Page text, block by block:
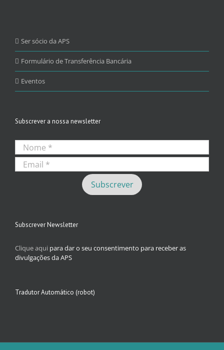
Ser sócio da APS
Formulário de Transferência Bancária
Eventos
Subscrever a nossa newsletter
Subscrever Newsletter
Clique aqui para dar o seu consentimento para receber as
divulgações da APS
Tradutor Automático (robot)